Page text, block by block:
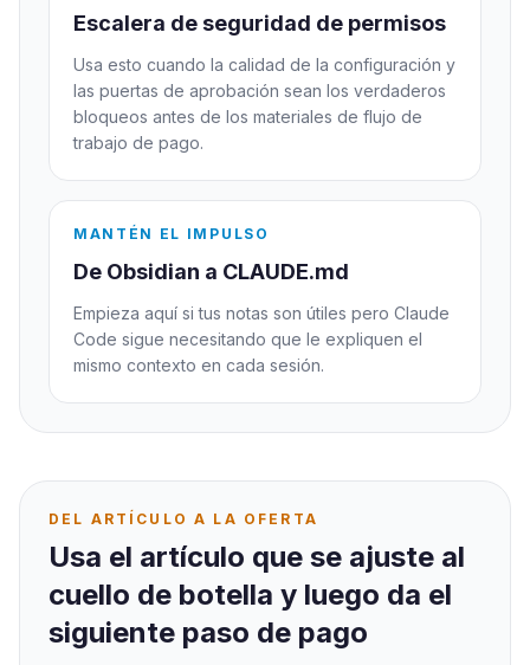
Escalera de seguridad de permisos
Usa esto cuando la calidad de la configuración y
las puertas de aprobación sean los verdaderos
bloqueos antes de los materiales de flujo de
trabajo de pago.
MANTÉN EL IMPULSO
De Obsidian a CLAUDE.md
Empieza aquí si tus notas son útiles pero Claude
Code sigue necesitando que le expliquen el
mismo contexto en cada sesión.
DEL ARTÍCULO A LA OFERTA
Usa el artículo que se ajuste al
cuello de botella y luego da el
siguiente paso de pago